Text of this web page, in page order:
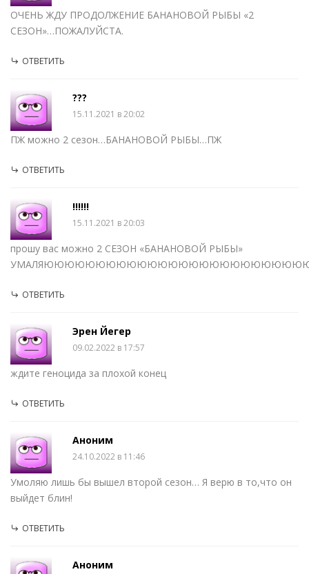
ОЧЕНЬ ЖДУ ПРОДОЛЖЕНИЕ БАНАНОВОЙ РЫБЫ «2
СЕЗОН»…ПОЖАЛУЙСТА.
ОТВЕТИТЬ
???
15.11.2021 в 20:02
ПЖ можно 2 сезон…БАНАНОВОЙ РЫБЫ…ПЖ
ОТВЕТИТЬ
!!!!!!
15.11.2021 в 20:03
прошу вас можно 2 СЕЗОН «БАНАНОВОЙ РЫБЫ»
ОТВЕТИТЬ
Эрен Йегер
09.02.2022 в 17:57
ждите геноцида за плохой конец
ОТВЕТИТЬ
Аноним
24.10.2022 в 11:46
Умоляю лишь бы вышел второй сезон… Я верю в то,что он
выйдет блин!
ОТВЕТИТЬ
Аноним